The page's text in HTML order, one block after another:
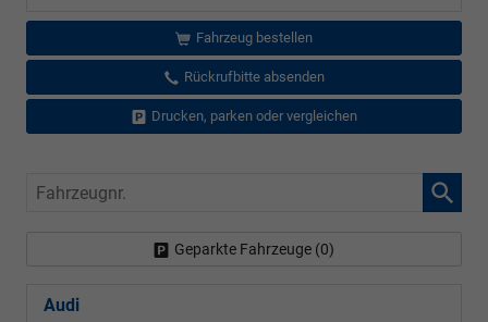
Fahrzeug bestellen
Rückrufbitte absenden
Drucken, parken oder vergleichen
Fahrzeugnr.
Geparkte Fahrzeuge (0)
Audi